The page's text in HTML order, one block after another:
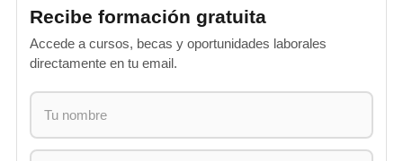
Recibe formación gratuita
Accede a cursos, becas y oportunidades laborales
directamente en tu email.